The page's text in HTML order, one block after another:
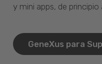
y mini apps, de principio
GeneXus para